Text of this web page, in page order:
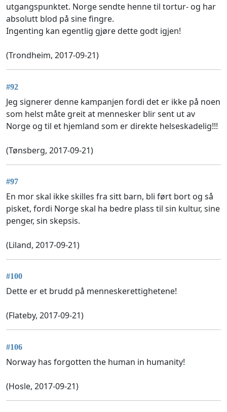
utgangspunktet. Norge sendte henne til tortur- og har
absolutt blod på sine fingre.
Ingenting kan egentlig gjøre dette godt igjen!
(Trondheim, 2017-09-21)
#92
Jeg signerer denne kampanjen fordi det er ikke på noen
som helst måte greit at mennesker blir sent ut av
Norge og til et hjemland som er direkte helseskadelig!!!
(Tønsberg, 2017-09-21)
#97
En mor skal ikke skilles fra sitt barn, bli ført bort og så
pisket, fordi Norge skal ha bedre plass til sin kultur, sine
penger, sin skepsis.
(Liland, 2017-09-21)
#100
Dette er et brudd på menneskerettighetene!
(Flateby, 2017-09-21)
#106
Norway has forgotten the human in humanity!
(Hosle, 2017-09-21)